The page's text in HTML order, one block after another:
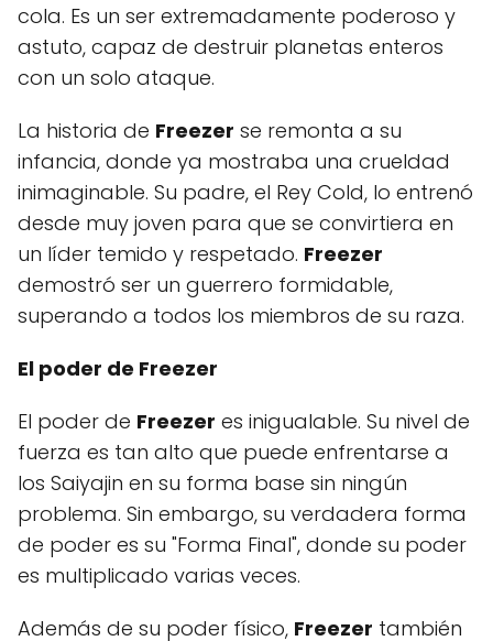
cola. Es un ser extremadamente poderoso y
astuto, capaz de destruir planetas enteros
con un solo ataque.
La historia de Freezer se remonta a su
infancia, donde ya mostraba una crueldad
inimaginable. Su padre, el Rey Cold, lo entrenó
desde muy joven para que se convirtiera en
un líder temido y respetado. Freezer
demostró ser un guerrero formidable,
superando a todos los miembros de su raza.
El poder de Freezer
El poder de Freezer es inigualable. Su nivel de
fuerza es tan alto que puede enfrentarse a
los Saiyajin en su forma base sin ningún
problema. Sin embargo, su verdadera forma
de poder es su "Forma Final", donde su poder
es multiplicado varias veces.
Además de su poder físico, Freezer también